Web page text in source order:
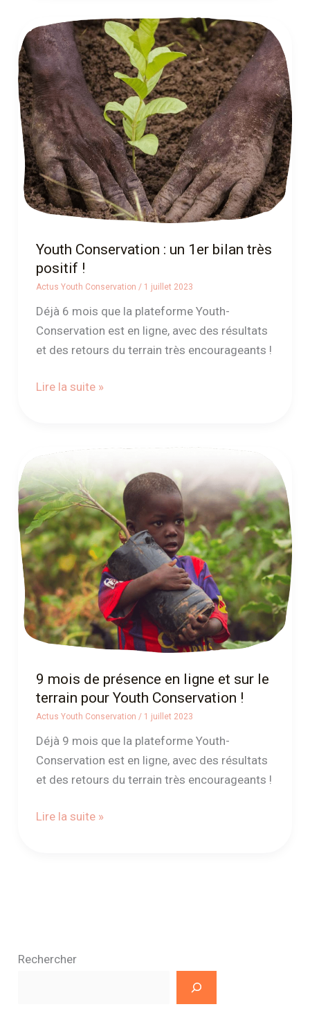
Youth Conservation : un 1er bilan très
positif !
Actus Youth Conservation / 1 juillet 2023
Déjà 6 mois que la plateforme Youth-
Conservation est en ligne, avec des résultats
et des retours du terrain très encourageants !
Youth
Conservation :
un
1er
bilan
très
positif
!
Lire la suite »
9 mois de présence en ligne et sur le
terrain pour Youth Conservation !
Actus Youth Conservation / 1 juillet 2023
Déjà 9 mois que la plateforme Youth-
Conservation est en ligne, avec des résultats
et des retours du terrain très encourageants !
mois
de
présence
en
ligne
et
sur
le
terrain
Conservation !
Lire la suite »
Rechercher